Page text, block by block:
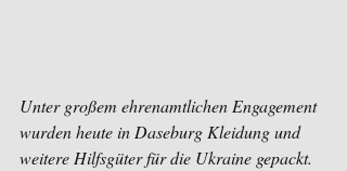
Unter großem ehrenamtlichen Engagement
wurden heute in Daseburg Kleidung und
weitere Hilfsgüter für die Ukraine gepackt.